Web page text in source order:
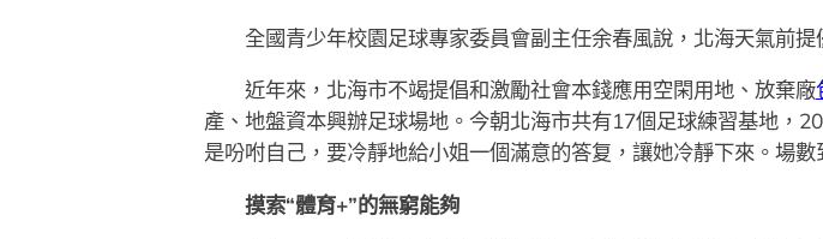
全國青少年校園足球專家委員會副主任余春風說，北海天氣前提
近年來，北海市不竭提倡和激勵社會本錢應用空閑用地、放棄廠
產、地盤資本興辦足球場地。今朝北海市共有17個足球練習基地，
是吩咐自己，要冷靜地給小姐一個滿意的答复，讓她冷靜下來。場數
摸索“體育+”的無窮能夠